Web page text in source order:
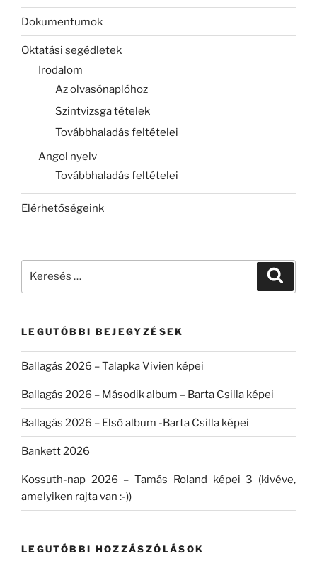
Dokumentumok
Oktatási segédletek
Irodalom
Az olvasónaplóhoz
Szintvizsga tételek
Továbbhaladás feltételei
Angol nyelv
Továbbhaladás feltételei
Elérhetőségeink
LEGUTÓBBI BEJEGYZÉSEK
Ballagás 2026 – Talapka Vivien képei
Ballagás 2026 – Második album – Barta Csilla képei
Ballagás 2026 – Első album -Barta Csilla képei
Bankett 2026
Kossuth-nap 2026 – Tamás Roland képei 3 (kivéve,
amelyiken rajta van :-))
LEGUTÓBBI HOZZÁSZÓLÁSOK